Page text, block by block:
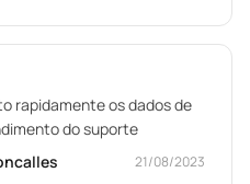
rapidamente os dados de
do suporte
21/08/2023